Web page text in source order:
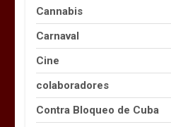
Cannabis
Carnaval
Cine
colaboradores
Contra Bloqueo de Cuba